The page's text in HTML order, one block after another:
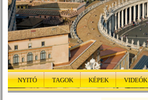
NYITÓ TAGOK KÉPEK VIDEÓK